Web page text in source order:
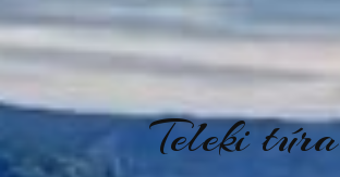
Teleki túra